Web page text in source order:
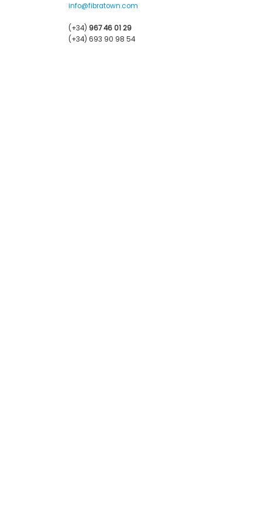
info@fibratown.com
(+34) 967 46 01 29
(+34) 693 90 98 54